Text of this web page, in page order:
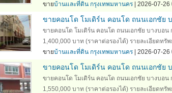
ขายบ้านและที่ดิน กรุงเทพมหานคร| 2026-07-26
ขายคอนโด โมเดิร์น คอนโด ถนนเอกชัย
ขายคอนโด โมเดิร์น คอนโด ถนนเอกชัย บางบอน
1,400,000 บาท (ราคาต่อรองได้) รายละเอียดทรั
ขายบ้านและที่ดิน กรุงเทพมหานคร| 2026-07-26
ขายคอนโด โมเดิร์น คอนโด ถนนเอกชัย
ขายคอนโด โมเดิร์น คอนโด ถนนเอกชัย บางบอน
1,550,000 บาท (ราคาต่อรองได้) รายละเอียดทรั